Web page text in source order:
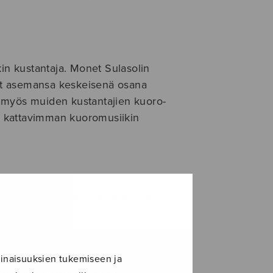
tukemiseen ja
kustantaja. Monet Sulasolin
keskeisenä osana
muiden kustantajien kuoro-
kuoromusiikin